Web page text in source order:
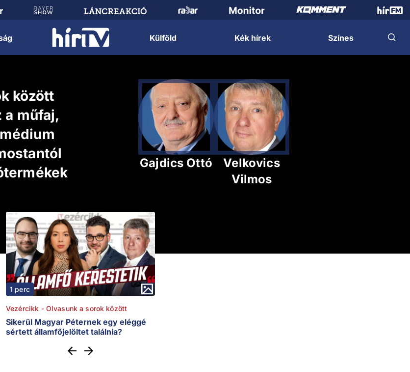
Külföld Kék hírek Színes
között
a műfaj,
Gajdics Ottó
Velkovics
Vilmos
1 perc
Vezércikk - Olvasunk a sorok között
Sikerül Magyar Péternek egy eléggé
sértett államfőjelöltet találnia?